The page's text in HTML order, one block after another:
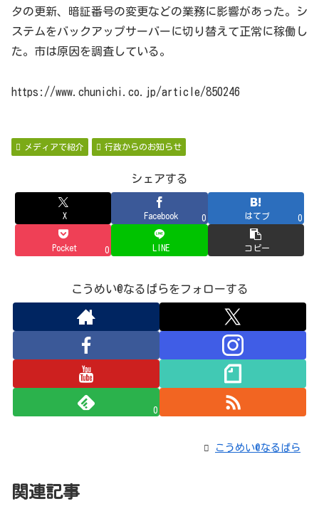
タの更新、暗証番号の変更などの業務に影響があった。シ
ステムをバックアップサーバーに切り替えて正常に稼働し
た。市は原因を調査している。
https://www.chunichi.co.jp/article/850246
メディアで紹介 行政からのお知らせ
シェアする
X Facebook 0 はてブ 0
Pocket 0 LINE コピー
こうめい@なるぱらをフォローする
0
こうめい@なるぱら
関連記事